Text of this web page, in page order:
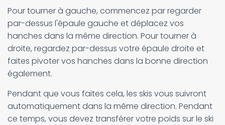
Pour tourner à gauche, commencez par regarder
par-dessus l'épaule gauche et déplacez vos
hanches dans la même direction. Pour tourner à
droite, regardez par-dessus votre épaule droite et
faites pivoter vos hanches dans la bonne direction
également.
Pendant que vous faites cela, les skis vous suivront
automatiquement dans la même direction. Pendant
ce temps, vous devez transférer votre poids sur le ski